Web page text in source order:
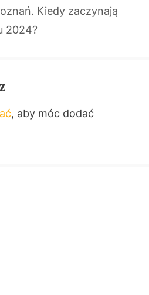
Kiedy zaczynają
2024?
, aby móc dodać